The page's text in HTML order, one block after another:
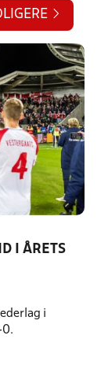
I ÅRETS
i
0.